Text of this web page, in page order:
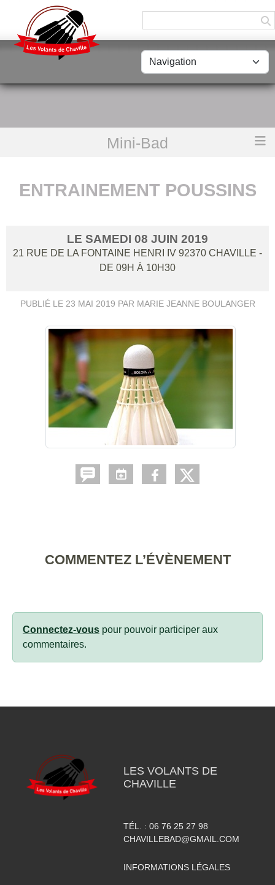
Mini-Bad
Entrainement Poussins
ENTRAINEMENT POUSSINS
LE SAMEDI 08 JUIN 2019
21 RUE DE LA FONTAINE HENRI IV 92370 CHAVILLE -
DE 09H À 10H30
PUBLIÉ LE 23 MAI 2019 PAR MARIE JEANNE BOULANGER
COMMENTEZ L’ÉVÈNEMENT
Connectez-vous pour pouvoir participer aux
commentaires.
LES VOLANTS DE
CHAVILLE
TÉL. : 06 76 25 27 98
CHAVILLEBAD@GMAIL.COM
INFORMATIONS LÉGALES
Panneau de gestion des cookies